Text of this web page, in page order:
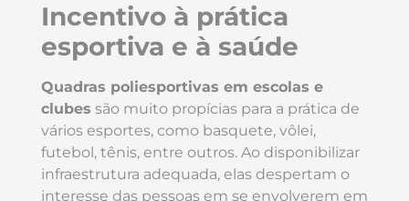
Incentivo à prática
esportiva e à saúde
Quadras poliesportivas em escolas e
clubes são muito propícias para a prática de
vários esportes, como basquete, vôlei,
futebol, tênis, entre outros. Ao disponibilizar
infraestrutura adequada, elas despertam o
interesse das pessoas em se envolverem em